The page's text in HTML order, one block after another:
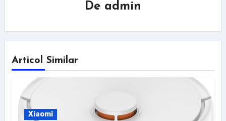
De admin
Articol Similar
Xiaomi